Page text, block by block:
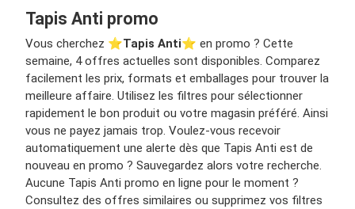
Tapis Anti promo
Vous cherchez ⭐️Tapis Anti⭐️ en promo ? Cette
semaine, 4 offres actuelles sont disponibles. Comparez
facilement les prix, formats et emballages pour trouver la
meilleure affaire. Utilisez les filtres pour sélectionner
rapidement le bon produit ou votre magasin préféré. Ainsi
vous ne payez jamais trop. Voulez-vous recevoir
automatiquement une alerte dès que Tapis Anti est de
nouveau en promo ? Sauvegardez alors votre recherche.
Aucune Tapis Anti promo en ligne pour le moment ?
Consultez des offres similaires ou supprimez vos filtres